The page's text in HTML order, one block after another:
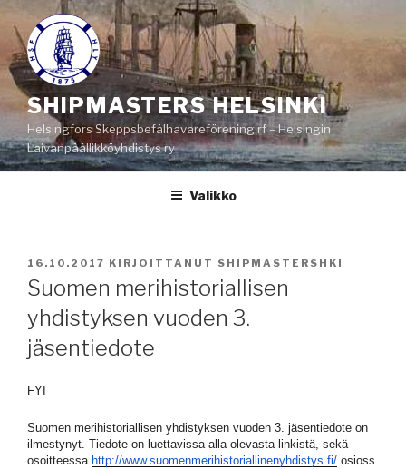
Siirry
sisältöön
SHIPMASTERS HELSINKI
Helsingfors Skeppsbefälhavareförening rf – Helsingin
Laivanpäällikköyhdistys ry
Valikko
JULKAISTU
16.10.2017 KIRJOITTANUT SHIPMASTERSHKI
Suomen merihistoriallisen
yhdistyksen vuoden 3.
jäsentiedote
FYI
Suomen merihistoriallisen yhdistyksen vuoden 3. jäsentiedote on
ilmestynyt. Tiedote on luettavissa alla olevasta linkistä, sekä
osoitteessa http://www.suomenmerihistoriallinenyhdistys.fi/ osioss